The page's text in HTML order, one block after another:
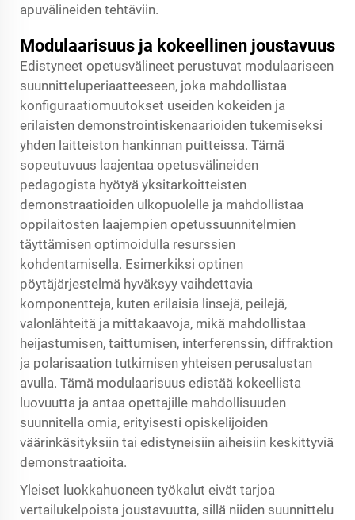
apuvälineiden tehtäviin.
Modulaarisuus ja kokeellinen joustavuus
Edistyneet opetusvälineet perustuvat modulaariseen
suunnitteluperiaatteeseen, joka mahdollistaa
konfiguraatiomuutokset useiden kokeiden ja
erilaisten demonstrointiskenaarioiden tukemiseksi
yhden laitteiston hankinnan puitteissa. Tämä
sopeutuvuus laajentaa opetusvälineiden
pedagogista hyötyä yksitarkoitteisten
demonstraatioiden ulkopuolelle ja mahdollistaa
oppilaitosten laajempien opetussuunnitelmien
täyttämisen optimoidulla resurssien
kohdentamisella. Esimerkiksi optinen
pöytäjärjestelmä hyväksyy vaihdettavia
komponentteja, kuten erilaisia linsejä, peilejä,
valonlähteitä ja mittakaavoja, mikä mahdollistaa
heijastumisen, taittumisen, interferenssin, diffraktion
ja polarisaation tutkimisen yhteisen perusalustan
avulla. Tämä modulaarisuus edistää kokeellista
luovuutta ja antaa opettajille mahdollisuuden
suunnitella omia, erityisesti opiskelijoiden
väärinkäsityksiin tai edistyneisiin aiheisiin keskittyviä
demonstraatioita.
Yleiset luokkahuoneen työkalut eivät tarjoa
vertailukelpoista joustavuutta, sillä niiden suunnittelu